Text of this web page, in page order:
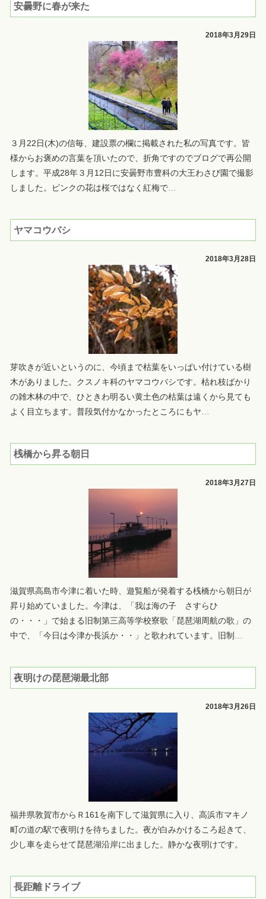
安曇野に春が来た
2018年3月29日
３月22日(木)の信毎、建設票の欄に掲載された私の写真です。皆
様からお褒めの言葉を頂いたので、折角ですのでブログで再公開
します。平成28年３月12日に安曇野市豊科の大王わさび園で撮影
しました。ピンクの花は桜ではなく紅梅で…
ヤマコウバシ
2018年3月28日
芽吹きが近いというのに、今頃まで枯葉をいっぱい付けている樹
木がありました。クスノキ科のヤマコウバシです。枯れ枝ばかり
の雑木林の中で、ひときわ明るい黄土色の枯葉は遠くから見ても
よく目立ちます。普段気付かなかったところにもヤ…
桟橋から昇る朝日
2018年3月27日
滋賀県高島市今津に着いた時、遊覧船が発着する桟橋から朝日が
昇り始めていました。今津は、「我は海の子 さすらひ
の・・・」で始まる旧制第三高等学校寮歌「琵琶湖周航の歌」の
中で、「今日は今津か長浜か・・」と歌われています。旧制 …
夜明けの琵琶湖最北部
2018年3月26日
福井県敦賀市からＲ161を南下して滋賀県に入り、高浜市マキノ
町の道の駅で夜明けを待ちました。夜が白みかけるころ起きて、
少し車を走らせて琵琶湖沿岸に出ました。静かな夜明けです。
長距離ドライブ